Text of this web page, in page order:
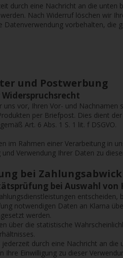
durch eine Nachricht an die
Nach Widerruf löschen wir
Datenverwendung vorbehalten, die
und Postwerbung
uns vor, Ihren Vor- und
per Briefpost. Dies dient
Art. 6 Abs. 1 S. 1 lit. f DSGVO.
im Rahmen einer Verarbeitung in
und Verwendung Ihrer Daten zu
bei
bei Auswahl von
notwendigen Daten an Klarna
werden.
über die statistische
jederzeit durch eine Nachricht an
Ihre Einwilligung zu dieser